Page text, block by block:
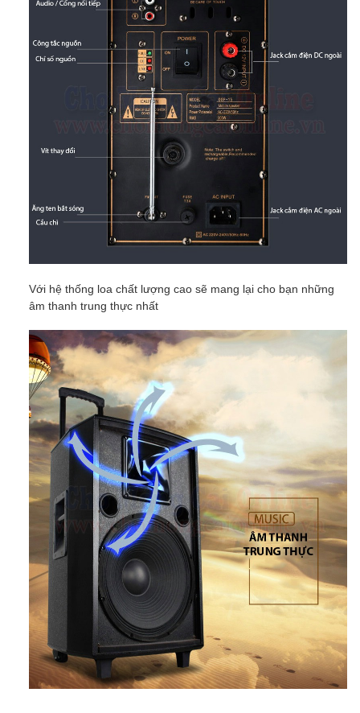
Với hệ thống loa chất lượng cao sẽ mang lại cho bạn những
âm thanh trung thực nhất